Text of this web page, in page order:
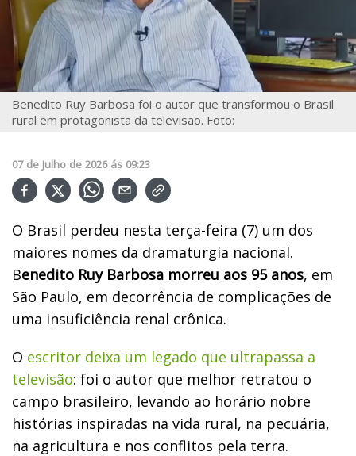
Benedito Ruy Barbosa foi o autor que transformou o Brasil
rural em protagonista da televisão. Foto:
07 de Julho de 2026 ás 09:23
O Brasil perdeu nesta terça-feira (7) um dos
maiores nomes da dramaturgia nacional.
Benedito Ruy Barbosa morreu aos 95 anos, em
São Paulo, em decorrência de complicações de
uma insuficiência renal crônica.
O escritor deixa um legado que ultrapassa a
televisão: foi o autor que melhor retratou o
campo brasileiro, levando ao horário nobre
histórias inspiradas na vida rural, na pecuária,
na agricultura e nos conflitos pela terra.